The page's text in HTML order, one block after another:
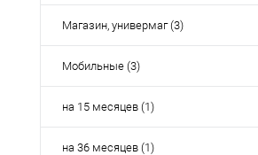
Магазин, универмаг (3)
Мобильные (3)
на 15 месяцев (1)
на 36 месяцев (1)